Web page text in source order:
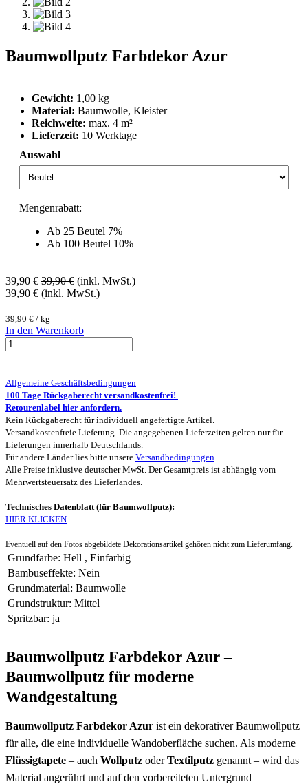
Baumwollputz Farbdekor Azur
Gewicht: 1,00 kg
Material: Baumwolle, Kleister
Reichweite: max. 4 m²
Lieferzeit: 10 Werktage
Auswahl
Mengenrabatt:
Ab 25 Beutel 7%
Ab 100 Beutel 10%
39,90 € 39,90€ (inkl. MwSt.)
39,90 € (inkl. MwSt.)
39,90 € / kg
In den Warenkorb
Allgemeine Geschäftsbedingungen
100 Tage Rückgaberecht versandkostenfrei!
Retourenlabel hier anfordern.
Kein Rückgaberecht für individuell angefertigte Artikel.
Versandkostenfreie Lieferung. Die angegebenen Lieferzeiten gelten nur für
Lieferungen innerhalb Deutschlands.
Für andere Länder lies bitte unsere Versandbedingungen.
Alle Preise inklusive deutscher MwSt. Der Gesamtpreis ist abhängig vom
Mehrwertsteuersatz des Lieferlandes.
Technisches Datenblatt (für Baumwollputz):
HIER KLICKEN
Eventuell auf den Fotos abgebildete Dekorationsartikel gehören nicht zum Lieferumfang.
Grundfarbe: Hell , Einfarbig
Bambuseffekte: Nein
Grundmaterial: Baumwolle
Grundstruktur: Mittel
Spritzbar: ja
Baumwollputz Farbdekor Azur –
Baumwollputz für moderne
Wandgestaltung
Baumwollputz Farbdekor Azur ist ein dekorativer Baumwollputz
für alle, die eine individuelle Wandoberfläche suchen. Als moderne
Flüssigtapete – auch Wollputz oderTextilputz genannt – wird das
Material angerührt und auf den vorbereiteten Untergrund